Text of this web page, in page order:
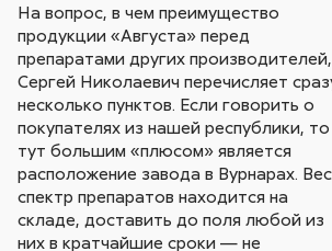
На вопрос, в чем преимущество
продукции «Августа» перед
препаратами других производителей,
Сергей Николаевич перечисляет
несколько пунктов. Если говорить о
покупателях из нашей республики, то
тут большим «плюсом» является
расположение завода в Вурнарах.
спектр препаратов находится на
складе, доставить до поля любой из
них в кратчайшие сроки — не